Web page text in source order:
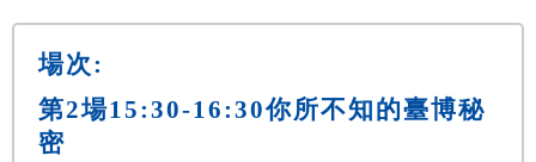
場次:
第2場15:30-16:30你所不知的臺博秘
密